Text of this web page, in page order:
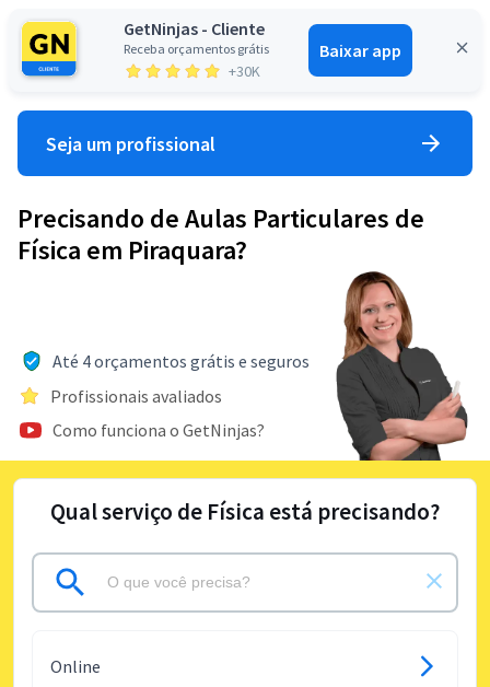
GetNinjas - Cliente
Receba orçamentos grátis
+30K
Baixar app
Entrar
Seja um profissional
Precisando de Aulas Particulares de
Física em Piraquara?
Até 4 orçamentos grátis e seguros
Profissionais avaliados
Como funciona o GetNinjas?
Qual serviço de Física está precisando?
Online